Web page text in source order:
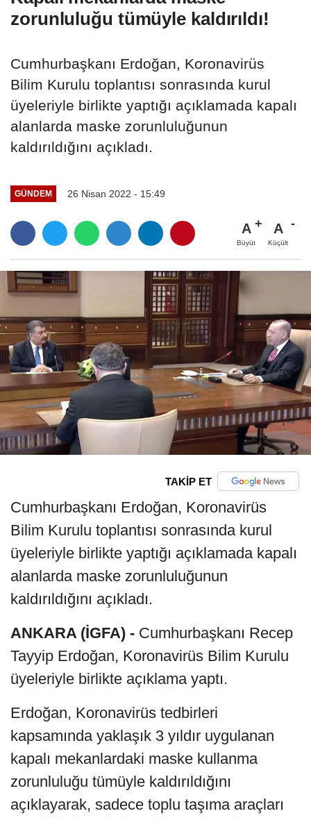
zorunluluğu tümüyle kaldırıldı!
Cumhurbaşkanı Erdoğan, Koronavirüs
Bilim Kurulu toplantısı sonrasında kurul
üyeleriyle birlikte yaptığı açıklamada kapalı
alanlarda maske zorunluluğunun
kaldırıldığını açıkladı.
GÜNDEM 26 Nisan 2022 - 15:49
A
Büyüt
A
Küçült
TAKİP ET
Cumhurbaşkanı Erdoğan, Koronavirüs
Bilim Kurulu toplantısı sonrasında kurul
üyeleriyle birlikte yaptığı açıklamada kapalı
alanlarda maske zorunluluğunun
kaldırıldığını açıkladı.
ANKARA (İGFA) - Cumhurbaşkanı Recep
Tayyip Erdoğan, Koronavirüs Bilim Kurulu
üyeleriyle birlikte açıklama yaptı.
Erdoğan, Koronavirüs tedbirleri
kapsamında yaklaşık 3 yıldır uygulanan
kapalı mekanlardaki maske kullanma
zorunluluğu tümüyle kaldırıldığını
açıklayarak, sadece toplu taşıma araçları